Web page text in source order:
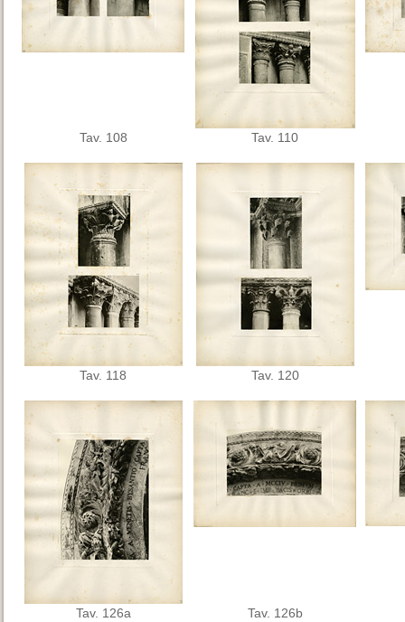
Tav. 108 Tav. 110
Tav. 118 Tav. 120
Tav. 126a Tav. 126b